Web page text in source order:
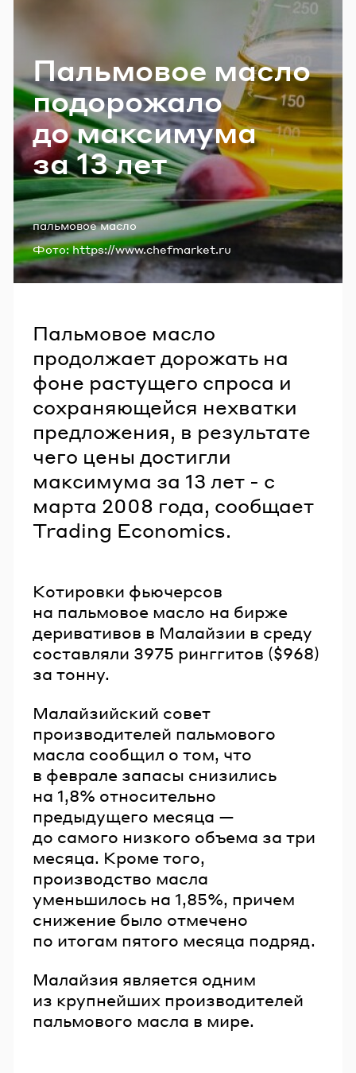
Паль­мо­вое масло
по­до­ро­жа­ло
до мак­си­му­ма
за 13 лет
Теги:
пальмовое масло
Фото: https://www.chefmarket.ru
Пальмовое масло
продолжает дорожать на
фоне растущего спроса и
сохраняющейся нехватки
предложения, в результате
чего цены достигли
максимума за 13 лет - с
марта 2008 года, сообщает
Trading Economics.
Котировки фьючерсов
на пальмовое масло на бирже
деривативов в Малайзии в среду
составляли 3975 ринггитов ($968)
за тонну.
Малайзийский совет
производителей пальмового
масла сообщил о том, что
в феврале запасы снизились
на 1,8% относительно
предыдущего месяца —
до самого низкого объема за три
месяца. Кроме того,
производство масла
уменьшилось на 1,85%, причем
снижение было отмечено
по итогам пятого месяца подряд.
Малайзия является одним
из крупнейших производителей
пальмового масла в мире.
Пароль
Забыли пароль?
ВОЙТИ